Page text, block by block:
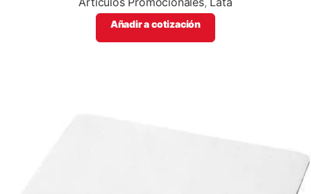
Añadir a cotización